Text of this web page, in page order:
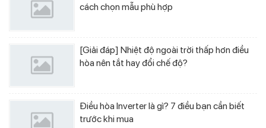
cách chọn mẫu phù hợp
[Giải đáp] Nhiệt độ ngoài trời thấp hơn điều
hòa nên tắt hay đổi chế độ?
Điều hòa Inverter là gì? 7 điều bạn cần biết
trước khi mua